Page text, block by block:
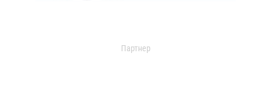
Партнер